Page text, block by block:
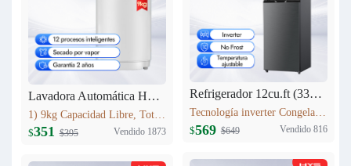
Lavadora Automática HYS 9KG FW90-15288AS
1) 9kg Capacidad Libre, Totalmente automático 9kg 2) Secado a alta temperatura 3) 12 procesos inteligentes 4) Lavadora equipada con cerradura 5) Cuenta con entrada de agua fría
$351 $395 Vendido 1873
Refrigerador 12cu.ft (333L) Inverter HRF-AM45
Tecnología inverter Congelación: 77L Refrigeración: 256L Dimensión: W60.5 x D68 x H170.5(cm) Peso neto/bruto: 57KG / 63KG
$569 $649 Vendido 816